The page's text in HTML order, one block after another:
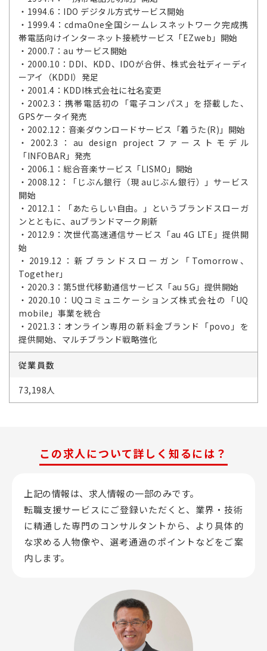
・1994.6：IDO デジタル方式サービス開始
・1999.4：cdmaOne全国シームレスネットワーク完成携
帯電話向けインターネット接続サービス「EZweb」開始
・2000.7：au サービス開始
・2000.10：DDI、KDD、IDOが合併、株式会社ディーディ
ーアイ（KDDI）発足
・2001.4：KDDI株式会社に社名変更
・2002.3：携帯電話初の「電子コンパス」を搭載した、
GPSケータイ発売
・2002.12：音楽ダウンロードサービス「着うた(R)」開始
・2002.3：au design projectファーストモデル
「INFOBAR」発売
・2006.1：総合音楽サービス「LISMO」開始
・2008.12：「じぶん銀行（現 auじぶん銀行）」サービス
開始
・2012.1：「あたらしい自由。」というブランドスローガ
ンとともに、auブランドマーク刷新
・2012.9：次世代高速通信サービス「au 4G LTE」提供開
始
・2019.12：新ブランドスローガン「Tomorrow、
Together」
・2020.3：第5世代移動通信サービス「au 5G」提供開始
・2020.10：UQコミュニケーションズ株式会社の「UQ
mobile」事業を統合
・2021.3：オンライン専用の新料金ブランド「povo」を
提供開始、マルチブランド戦略強化
従業員数
73,198人
この求人について詳しく知るには？
上記の情報は、求人情報の一部のみです。
転職支援サービスにご登録いただくと、業界・技術
に精通した専門のコンサルタントから、 より具体的
な求める人物像や、選考通過のポイントなどをご案
内します。